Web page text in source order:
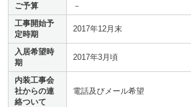
ご予算
－
工事開始予
定時期
2017年12月末
入居希望時
期
2017年3月頃
内装工事会
社からの連
絡ついて
電話及びメール希望